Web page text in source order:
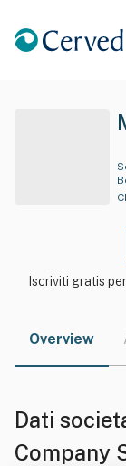
Iscriviti gratis
Overview
Dati
Company